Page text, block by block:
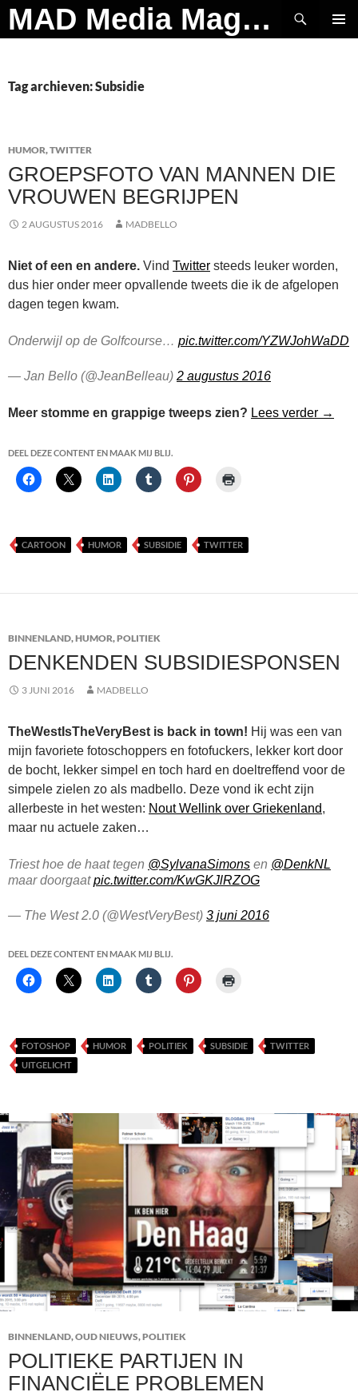
Ga
naar
MAD Media Magazine
Zoeken
Tag archieven: Subsidie
HUMOR,TWITTER
GROEPSFOTO VAN MANNEN DIE
VROUWEN BEGRIJPEN
2 AUGUSTUS 2016 MADBELLO
Niet of een en andere. Vind Twitter steeds leuker worden,
dus hier onder meer opvallende tweets die ik de afgelopen
dagen tegen kwam.
Onderwijl op de Golfcourse… pic.twitter.com/YZWJohWaDD
— Jan Bello (@JeanBelleau) 2 augustus 2016
Meer stomme en grappige tweeps zien? Lees verder →
DEEL DEZE CONTENT EN MAAK MIJ BLIJ.
CARTOON HUMOR SUBSIDIE TWITTER
BINNENLAND,HUMOR,POLITIEK
DENKENDEN SUBSIDIESPONSEN
3 JUNI 2016 MADBELLO
TheWestIsTheVeryBest is back in town! Hij was een van
mijn favoriete fotoschoppers en fotofuckers, lekker kort door
de bocht, lekker simpel en toch hard en doeltreffend voor de
simpele zielen zo als madbello. Deze vond ik echt zijn
allerbeste in het westen: Nout Wellink over Griekenland,
maar nu actuele zaken…
Triest hoe de haat tegen @SylvanaSimons en @DenkNL
maar doorgaatpic.twitter.com/KwGKJlRZOG
— The West 2.0 (@WestVeryBest) 3 juni 2016
DEEL DEZE CONTENT EN MAAK MIJ BLIJ.
FOTOSHOP HUMOR POLITIEK SUBSIDIE
TWITTER
UITGELICHT
BINNENLAND,OUD NIEUWS,POLITIEK
POLITIEKE PARTIJEN IN
FINANCIËLE PROBLEMEN